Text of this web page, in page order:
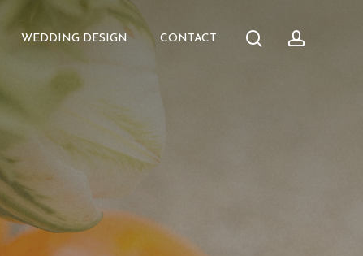
WEDDING DESIGN CONTACT search